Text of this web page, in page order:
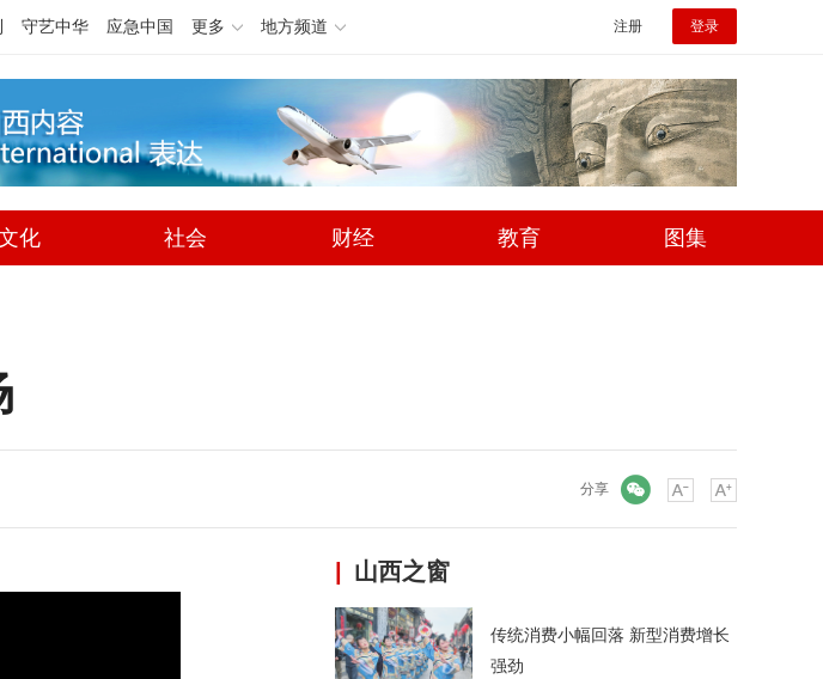
守艺中华 应急中国 更多 地方频道 注册 登录
化 社会 财经 教育 图集
分享
山西之窗
传统消费小幅回落 新型消费增长
强劲